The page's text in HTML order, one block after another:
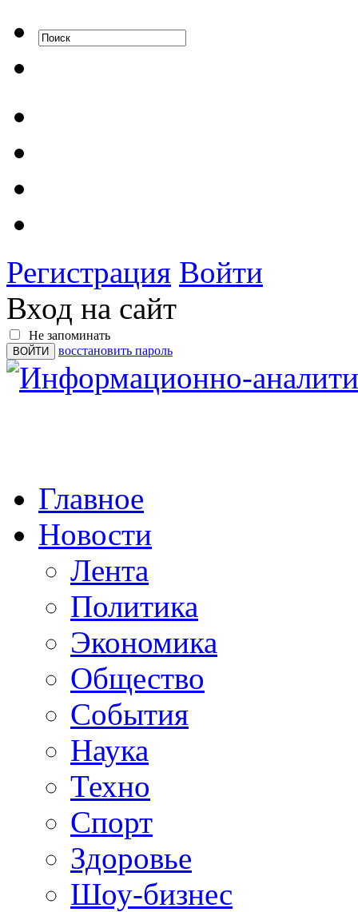
Регистрация Войти
Вход на сайт
Не запоминать
восстановить пароль
Главное
Новости
Лента
Политика
Экономика
Общество
События
Наука
Техно
Спорт
Здоровье
Шоу-бизнес